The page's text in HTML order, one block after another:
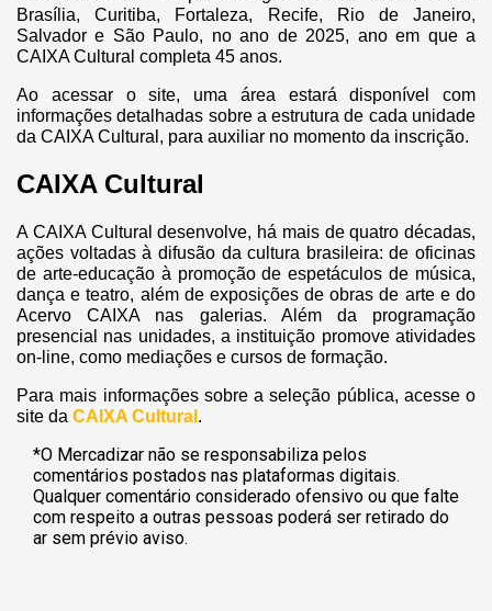
Brasília, Curitiba, Fortaleza, Recife, Rio de Janeiro,
Salvador e São Paulo, no ano de 2025, ano em que a
CAIXA Cultural completa 45 anos.
Ao acessar o site, uma área estará disponível com
informações detalhadas sobre a estrutura de cada unidade
da CAIXA Cultural, para auxiliar no momento da inscrição.
CAIXA Cultural
A CAIXA Cultural desenvolve, há mais de quatro décadas,
ações voltadas à difusão da cultura brasileira: de oficinas
de arte-educação à promoção de espetáculos de música,
dança e teatro, além de exposições de obras de arte e do
Acervo CAIXA nas galerias. Além da programação
presencial nas unidades, a instituição promove atividades
on-line, como mediações e cursos de formação.
Para mais informações sobre a seleção pública, acesse o
site da CAIXA Cultural .
*O Mercadizar não se responsabiliza pelos
comentários postados nas plataformas digitais.
Qualquer comentário considerado ofensivo ou que falte
com respeito a outras pessoas poderá ser retirado do
ar sem prévio aviso.